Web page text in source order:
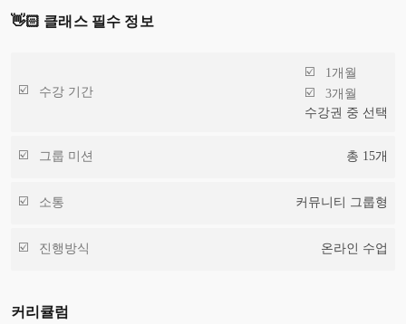
👋🏻 클래스 필수 정보
수강 기간
1개월
3개월
수강권 중 선택
그룹 미션 총 15개
소통 커뮤니티 그룹형
진행방식 온라인 수업
커리큘럼